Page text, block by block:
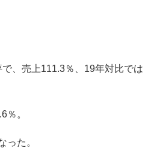
、売上111.3％、19年対比では
％。
った。